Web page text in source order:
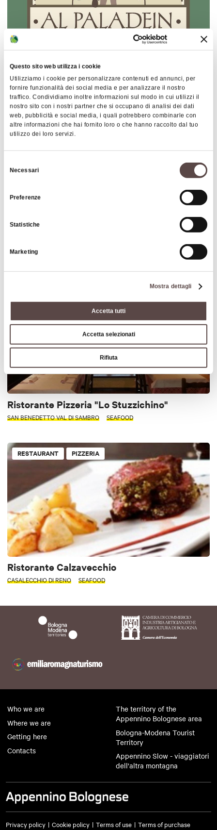
Questo sito web utilizza i cookie
Utilizziamo i cookie per personalizzare contenuti ed annunci, per
fornire funzionalità dei social media e per analizzare il nostro
traffico. Condividiamo inoltre informazioni sul modo in cui utilizzi il
nostro sito con i nostri partner che si occupano di analisi dei dati
web, pubblicità e social media, i quali potrebbero combinarle con
altre informazioni che hai fornito loro o che hanno raccolto dal tuo
utilizzo dei loro servizi.
delNecessari
Preferenze
Statistiche
Marketing
Mostra dettagli
Accetta tutti
Accetta selezionati
Rifiuta
Al Paladein
GRIZZANA MORANDI
TYPICAL BOLOGNESE TAVERN PIZZERIA
SASSO MARCONI
Ristorante Pizzeria "Lo Stuzzichino"
SAN BENEDETTO VAL DI SAMBRO SEAFOOD
RESTAURANT PIZZERIA
Ristorante Calzavecchio
CASALECCHIO DI RENO SEAFOOD
Who we are
Where we are
Getting here
Contacts
The territory of the
Appennino Bolognese area
Bologna-Modena Tourist
Territory
Appennino Slow - viaggiatori
dell'altra montagna
Privacy policy Cookie policy Terms of use Terms of purchase